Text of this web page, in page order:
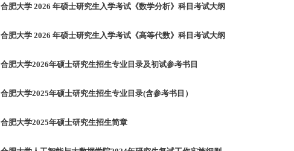
合肥大学 2026 年硕士研究生入学考试《数学分析》科目考试大纲
合肥大学 2026 年硕士研究生入学考试《高等代数》科目考试大纲
合肥大学2026年硕士研究生招生专业目录及初试参考书目
合肥大学2025年硕士研究生招生专业目录(含参考书目）
合肥大学2025年硕士研究生招生简章